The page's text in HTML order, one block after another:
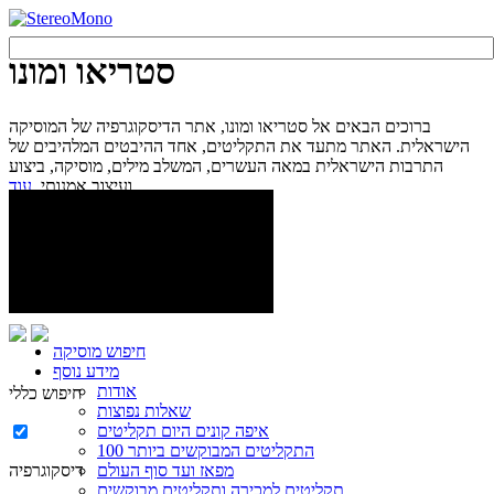
סטריאו ומונו
ברוכים הבאים אל סטריאו ומונו, אתר הדיסקוגרפיה של המוסיקה
הישראלית. האתר מתעד את התקליטים, אחד ההיבטים המלהיבים של
התרבות הישראלית במאה העשרים, המשלב מילים, מוסיקה, ביצוע
ועיצוב אמנותי.עוד...
חיפוש מוסיקה
מידע נוסף
אודות
שאלות נפוצות
איפה קונים היום תקליטים
100 התקליטים המבוקשים ביותר
מפאז ועד סוף העולם
תקליטים למכירה ותקליטים מבוקשים
חיפוש כללי
דיסקוגרפיה